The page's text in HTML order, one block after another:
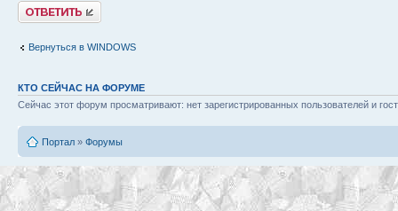
Ответить
Вернуться в WINDOWS
КТО СЕЙЧАС НА ФОРУМЕ
Сейчас этот форум просматривают: нет зарегистрированных пользователей и
Портал » Форумы